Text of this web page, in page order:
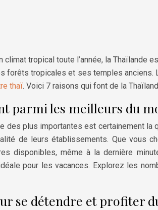
tropical toute l’année, la
tropicales et ses temples
thaï. Voici 7 raisons qui font de la
parmi les meilleurs du
des plus importantes est certainement
de leurs établissements. Que vous
disponibles, même à la dernière
pour les vacances. Explorez les
se détendre et profiter